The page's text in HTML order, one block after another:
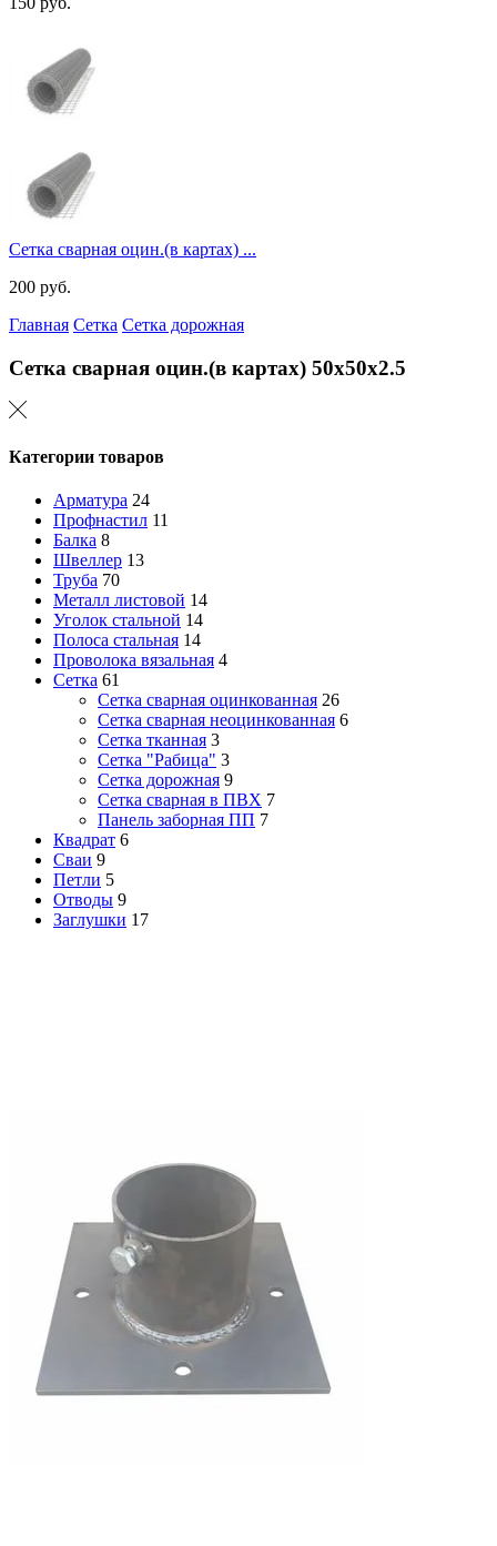
Сетка сварная оцин.(в картах) ...
200 руб.
Главная Сетка Сетка дорожная
Сетка сварная оцин.(в картах) 50х50х2.5
Категории товаров
Арматура 24
Профнастил 11
Балка 8
Швеллер 13
Труба 70
Металл листовой 14
Уголок стальной 14
Полоса стальная 14
Проволока вязальная 4
Сетка 61
Сетка сварная оцинкованная 26
Сетка сварная неоцинкованная 6
Сетка тканная 3
Сетка "Рабица" 3
Сетка дорожная 9
Сетка сварная в ПВХ 7
Панель заборная ПП 7
Квадрат 6
Сваи 9
Петли 5
Отводы 9
Заглушки 17